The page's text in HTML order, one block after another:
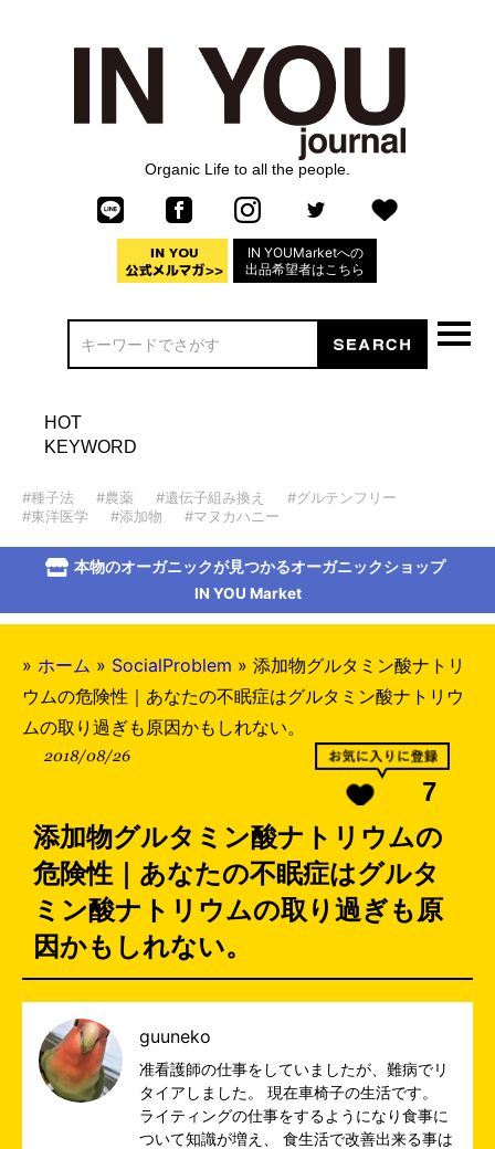
Organic Life to all the people.
IN YOUMarketへの
出品希望者はこちら
HOT
KEYWORD
#種子法 #農薬 #遺伝子組み換え
#グルテンフリー
#東洋医学
#添加物 #マヌカハニー
本物のオーガニックが見つかるオーガニックショップ
IN YOU Market
» ホーム » SocialProblem » 添加物グルタミン酸ナトリ
ウムの危険性｜あなたの不眠症はグルタミン酸ナトリウ
ムの取り過ぎも原因かもしれない。
2018/08/26
7
添加物グルタミン酸ナトリウムの
危険性｜あなたの不眠症はグルタ
ミン酸ナトリウムの取り過ぎも原
因かもしれない。
guuneko
准看護師の仕事をしていましたが、難病でリ
タイアしました。 現在車椅子の生活です。
ライティングの仕事をするようになり食事に
ついて知識が増え、 食生活で改善出来る事は